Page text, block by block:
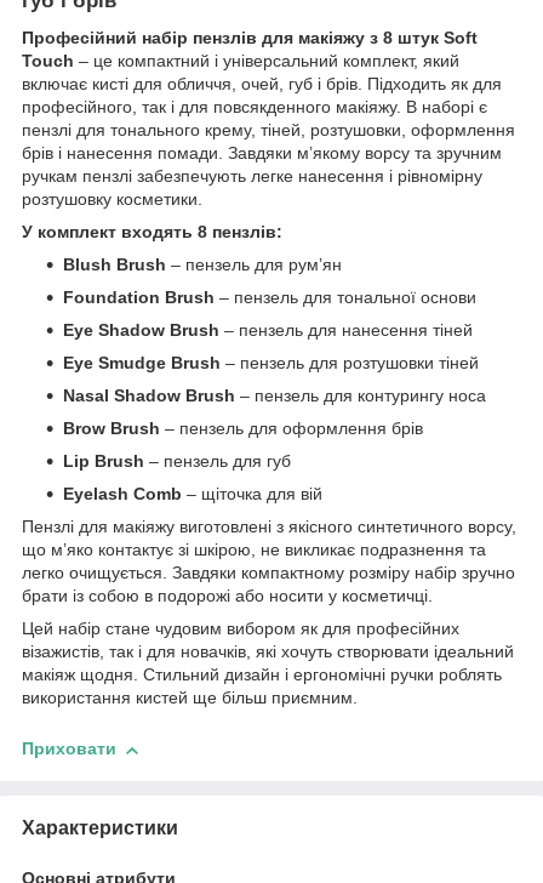
Професійний набір пензлів для макіяжу з 8 штук Soft
Touch – це компактний і універсальний комплект, який
включає кисті для обличчя, очей, губ і брів. Підходить як для
професійного, так і для повсякденного макіяжу. В наборі є
пензлі для тонального крему, тіней, розтушовки, оформлення
брів і нанесення помади. Завдяки м’якому ворсу та зручним
ручкам пензлі забезпечують легке нанесення і рівномірну
розтушовку косметики.
У комплект входять 8 пензлів:
Blush Brush – пензель для рум’ян
Foundation Brush – пензель для тональної основи
Eye Shadow Brush – пензель для нанесення тіней
Eye Smudge Brush – пензель для розтушовки тіней
Nasal Shadow Brush – пензель для контурингу носа
Brow Brush – пензель для оформлення брів
Lip Brush – пензель для губ
Eyelash Comb – щіточка для вій
Пензлі для макіяжу виготовлені з якісного синтетичного ворсу,
що м’яко контактує зі шкірою, не викликає подразнення та
легко очищується. Завдяки компактному розміру набір зручно
брати із собою в подорожі або носити у косметичці.
Цей набір стане чудовим вибором як для професійних
візажистів, так і для новачків, які хочуть створювати ідеальний
макіяж щодня. Стильний дизайн і ергономічні ручки роблять
використання кистей ще більш приємним.
Приховати
Характеристики
Основні атрибути